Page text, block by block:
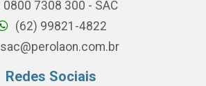
0800 7308 300 - SAC
(62) 99821-4822
sac@perolaon.com.br
Redes Sociais